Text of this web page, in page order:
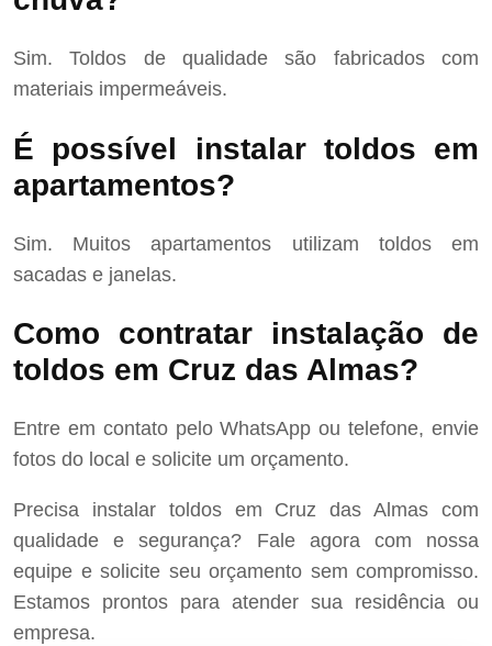
Sim. Toldos de qualidade são fabricados com
materiais impermeáveis.
É possível instalar toldos em
apartamentos?
Sim. Muitos apartamentos utilizam toldos em
sacadas e janelas.
Como contratar instalação de
toldos em Cruz das Almas?
Entre em contato pelo WhatsApp ou telefone, envie
fotos do local e solicite um orçamento.
Precisa instalar toldos em Cruz das Almas com
qualidade e segurança? Fale agora com nossa
equipe e solicite seu orçamento sem compromisso.
Estamos prontos para atender sua residência ou
empresa.